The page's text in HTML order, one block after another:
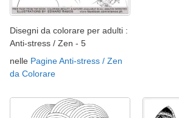
Disegni da colorare per adulti :
Anti-stress / Zen - 5
nelle Pagine Anti-stress / Zen
da Colorare